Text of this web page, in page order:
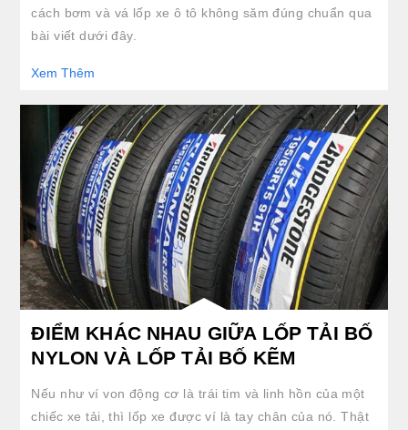
cách bơm và vá lốp xe ô tô không săm đúng chuẩn qua
bài viết dưới đây.
Xem Thêm
clickable image of ĐIỂM KHÁC NHAU GIỮA LỐP TẢI BỐ NYLON VÀ LỐP TẢI BỐ KẼM
ĐIỂM KHÁC NHAU GIỮA LỐP TẢI BỐ
NYLON VÀ LỐP TẢI BỐ KẼM
Nếu như ví von động cơ là trái tim và linh hồn của một
chiếc xe tải, thì lốp xe được ví là tay chân của nó. Thật